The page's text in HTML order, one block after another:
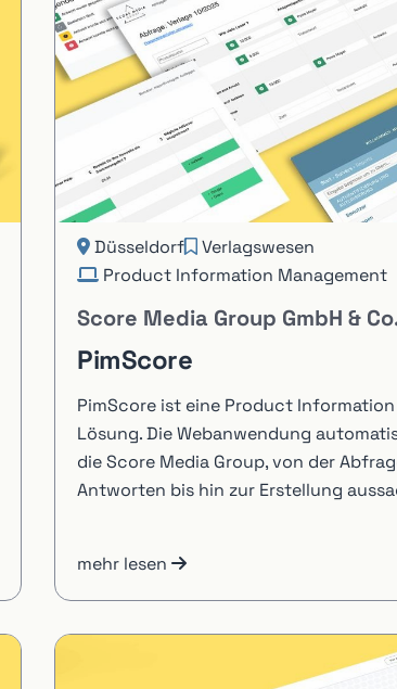
Düsseldorf
Verlagswesen
Product Information Management
Score Media Group GmbH &
PimScore
PimScore ist eine Product
Lösung. Die Webanwendung
die Score Media Group, von der
Antworten bis hin zur Erstellung
mehr lesen